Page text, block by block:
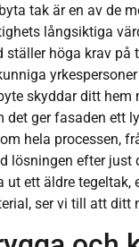
tak är en av de
långsiktiga
ställer höga krav på
skyddar ditt hem
det ger fasaden ett
hela processen,
lösningen efter just
ut ett äldre
ser vi till att ditt